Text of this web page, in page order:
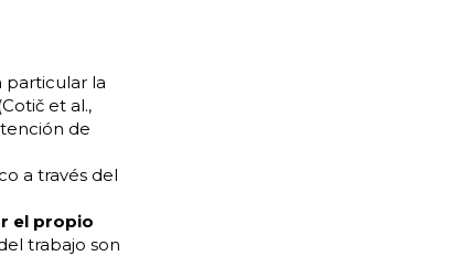
particular la
et al.,
de
a través del
el propio
trabajo son